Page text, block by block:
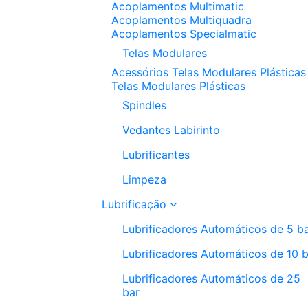
Acoplamentos Multimatic
Acoplamentos Multiquadra
Acoplamentos Specialmatic
Telas Modulares
Acessórios Telas Modulares Plásticas
Telas Modulares Plásticas
Spindles
Vedantes Labirinto
Lubrificantes
Limpeza
Lubrificação
Lubrificadores Automáticos de 5
Lubrificadores Automáticos de 10
Lubrificadores Automáticos de 25
bar